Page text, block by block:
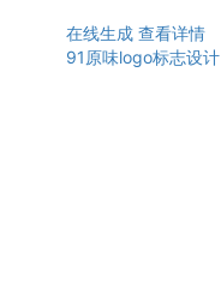
在线生成 查看详情
91原味logo标志设计